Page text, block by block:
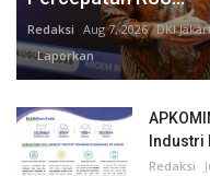
Redaksi Aug 7, 2026 DKI
Laporkan
Industri
Redaksi